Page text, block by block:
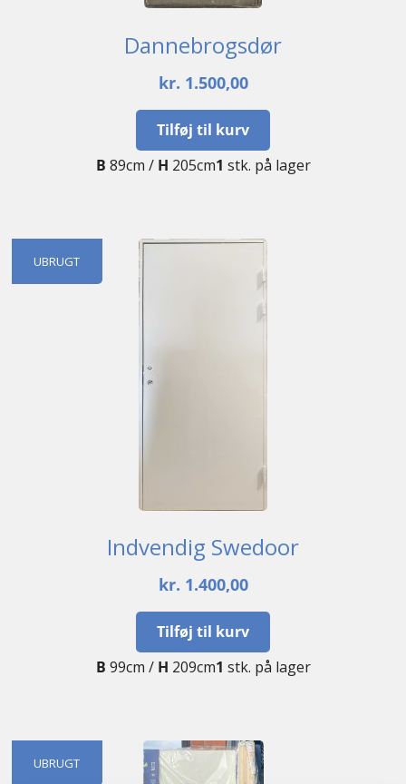
Dannebrogsdør
kr. 1.500,00
Tilføj til kurv
B 89cm / H 205cm1 stk. på lager
UBRUGT
Indvendig Swedoor
kr. 1.400,00
Tilføj til kurv
B 99cm / H 209cm1 stk. på lager
UBRUGT